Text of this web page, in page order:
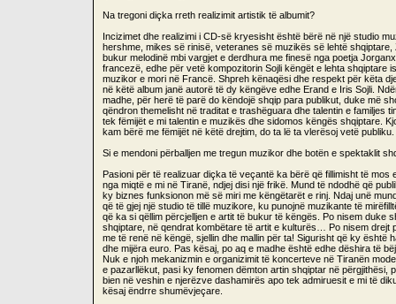
Na tregoni diçka rreth realizimit artistik të albumit?
Incizimet dhe realizimi i CD-së kryesisht është bërë në një studio
hershme, mikes së rinisë, veteranes së muzikës së lehtë
bukur melodinë mbi vargjet e derdhura me finesë nga poetja
francezë, edhe për vetë kompozitorin Sojli këngët e lehta shqiptare
muzikor e mori në Francë. Shpreh kënaqësi dhe respekt për këta
në këtë album janë autorë të dy këngëve edhe Erand e Iris Sojli.
madhe, për herë të parë do këndojë shqip para publikut, duke më
qëndron themelisht në traditat e trashëguara dhe talentin e familjes
tek fëmijët e mi talentin e muzikës dhe sidomos këngës shqiptare.
kam bërë me fëmijët në këtë drejtim, do ta lë ta vlerësoj vetë
Si e mendoni përballjen me tregun muzikor dhe botën e spektaklit
Pasioni për të realizuar diçka të veçantë ka bërë që fillimisht të
nga miqtë e mi në Tiranë, ndjej disi një frikë. Mund të ndodhë që
ky biznes funksionon më së miri me këngëtarët e rinj. Ndaj unë
që të gjej një studio të tillë muzikore, ku punojnë muzikante të
që ka si qëllim përcjelljen e artit të bukur të këngës. Po nisem duke
shqiptare, në qendrat kombëtare të artit e kulturës… Po nisem drejt
me të renë në këngë, sjellin dhe mallin për ta! Sigurisht që ky
dhe mijëra euro. Pas kësaj, po aq e madhe është edhe dëshira të
Nuk e njoh mekanizmin e organizimit të koncerteve në Tiranën
e pazarllëkut, pasi ky fenomen dëmton artin shqiptar në përgjithësi,
bien në veshin e njerëzve dashamirës apo tek admiruesit e mi të
kësaj ëndrre shumëvjeçare.